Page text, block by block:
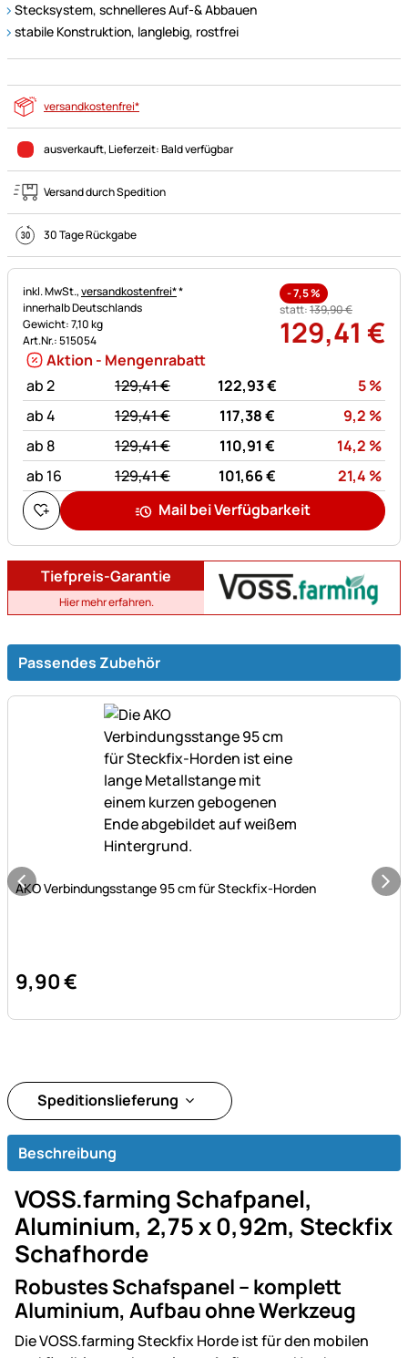
Stecksystem, schnelleres Auf-& Abbauen
stabile Konstruktion, langlebig, rostfrei
versandkostenfrei*
ausverkauft, Lieferzeit:Bald verfügbar
Versand durch Spedition
30 Tage Rückgabe
Steuerhinweis:
inkl. MwSt.,versandkostenfrei**
innerhalb Deutschlands
Gewicht: 7,10 kg
Art.Nr.: 515054
-7,5%
statt:139,90€
129,41 €
Aktion - Mengenrabatt
ab 2
statt:
129,41€ 122,93€ 5%
ab 4
statt:
129,41€ 117,38€ 9,2 %
ab 8
statt:
129,41€ 110,91€ 14,2 %
ab 16
statt:
129,41€ 101,66€ 21,4 %
Mail bei Verfügbarkeit
Tiefpreis-Garantie
Hier mehr erfahren.
Passendes Zubehör
Noch keine Bewertungen abgegeben
AKO Verbindungsstange 95 cm für Steckfix-Horden
9,90€
Speditionslieferung
Beschreibung
VOSS.farming Schafpanel,
Aluminium, 2,75 x 0,92m, Steckfix
Schafhorde
Robustes Schafspanel – komplett
Aluminium, Aufbau ohne Werkzeug
Die VOSS.farming Steckfix Horde ist für den mobilen